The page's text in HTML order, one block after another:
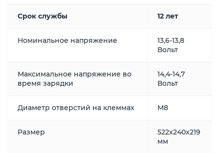
Срок службы 12 лет
Номинальное напряжение
13,6-13,8
Вольт
Максимальное напряжение во
время зарядки
14,4-14,7
Вольт
Диаметр отверстий на клеммах М8
Размер 522x240x219
мм